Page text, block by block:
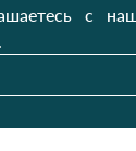
с